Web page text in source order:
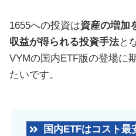
1655への投資は資産の増加
収益が得られる投資手法と
VYMの国内ETF版の登場に
たいです。
国内ETFはコスト最